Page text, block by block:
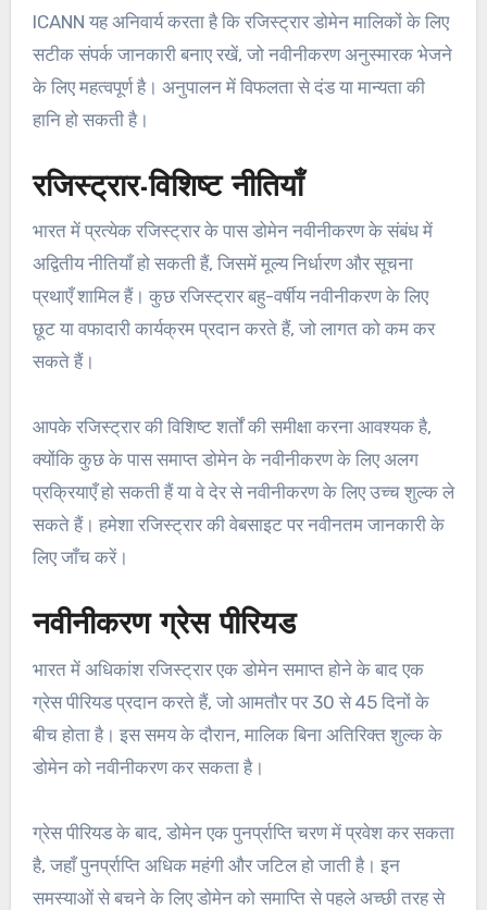
ICANN यह अनिवार्य करता है कि रजिस्ट्रार डोमेन मालिकों के लिए
सटीक संपर्क जानकारी बनाए रखें, जो नवीनीकरण अनुस्मारक भेजने
के लिए महत्वपूर्ण है। अनुपालन में विफलता से दंड या मान्यता की
हानि हो सकती है।
रजिस्ट्रार-विशिष्ट नीतियाँ
भारत में प्रत्येक रजिस्ट्रार के पास डोमेन नवीनीकरण के संबंध में
अद्वितीय नीतियाँ हो सकती हैं, जिसमें मूल्य निर्धारण और सूचना
प्रथाएँ शामिल हैं। कुछ रजिस्ट्रार बहु-वर्षीय नवीनीकरण के लिए
छूट या वफादारी कार्यक्रम प्रदान करते हैं, जो लागत को कम कर
सकते हैं।
आपके रजिस्ट्रार की विशिष्ट शर्तों की समीक्षा करना आवश्यक है,
क्योंकि कुछ के पास समाप्त डोमेन के नवीनीकरण के लिए अलग
प्रक्रियाएँ हो सकती हैं या वे देर से नवीनीकरण के लिए उच्च शुल्क ले
सकते हैं। हमेशा रजिस्ट्रार की वेबसाइट पर नवीनतम जानकारी के
लिए जाँच करें।
नवीनीकरण ग्रेस पीरियड
भारत में अधिकांश रजिस्ट्रार एक डोमेन समाप्त होने के बाद एक
ग्रेस पीरियड प्रदान करते हैं, जो आमतौर पर 30 से 45 दिनों के
बीच होता है। इस समय के दौरान, मालिक बिना अतिरिक्त शुल्क के
डोमेन को नवीनीकरण कर सकता है।
ग्रेस पीरियड के बाद, डोमेन एक पुनर्प्राप्ति चरण में प्रवेश कर सकता
है, जहाँ पुनर्प्राप्ति अधिक महंगी और जटिल हो जाती है। इन
समस्याओं से बचने के लिए डोमेन को समाप्ति से पहले अच्छी तरह से